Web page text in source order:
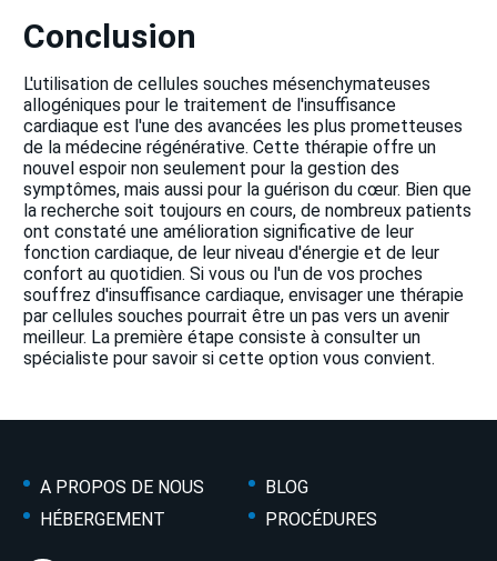
Conclusion
L'utilisation de cellules souches mésenchymateuses
allogéniques pour le traitement de l'insuffisance
cardiaque est l'une des avancées les plus prometteuses
de la médecine régénérative. Cette thérapie offre un
nouvel espoir non seulement pour la gestion des
symptômes, mais aussi pour la guérison du cœur. Bien que
la recherche soit toujours en cours, de nombreux patients
ont constaté une amélioration significative de leur
fonction cardiaque, de leur niveau d'énergie et de leur
confort au quotidien. Si vous ou l'un de vos proches
souffrez d'insuffisance cardiaque, envisager une thérapie
par cellules souches pourrait être un pas vers un avenir
meilleur. La première étape consiste à consulter un
spécialiste pour savoir si cette option vous convient.
A PROPOS DE NOUS
BLOG
HÉBERGEMENT
PROCÉDURES